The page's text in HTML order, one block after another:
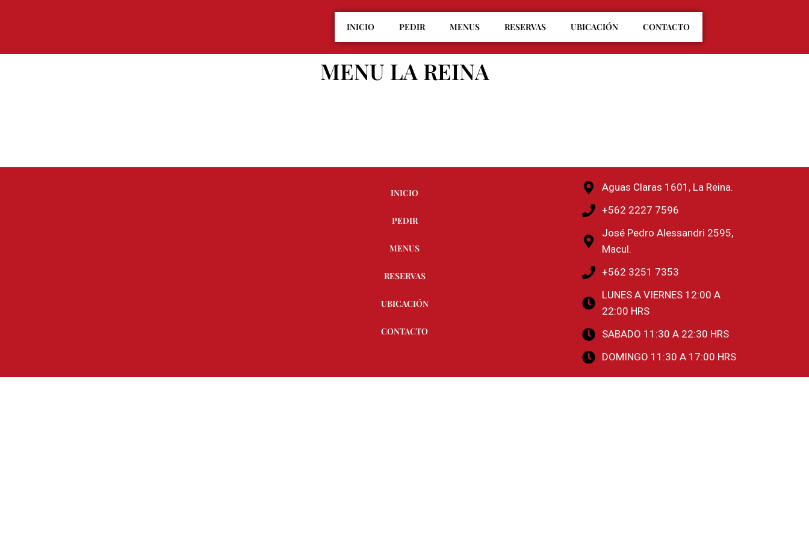
INICIO PEDIR MENUS RESERVAS UBICACIÓN CONTACTO
MENU LA REINA
INICIO
PEDIR
MENUS
RESERVAS
UBICACIÓN
CONTACTO
Aguas Claras 1601, La Reina.
+562 2227 7596
José Pedro Alessandri 2595,
Macul.
+562 3251 7353
LUNES A VIERNES 12:00 A
22:00 HRS
SABADO 11:30 A 22:30 HRS
DOMINGO 11:30 A 17:00 HRS